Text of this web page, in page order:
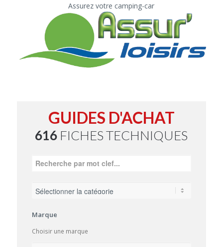
Assurez votre camping-car
GUIDES D'ACHAT
616 FICHES TECHNIQUES
Marque
Choisir une marque